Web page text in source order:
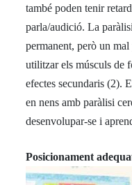
també poden tenir
parla/audició. La
permanent, però un
utilitzar els músculs de
efectes secundaris (2).
en nens amb paràlisi
desenvolupar-se i
Posicionament